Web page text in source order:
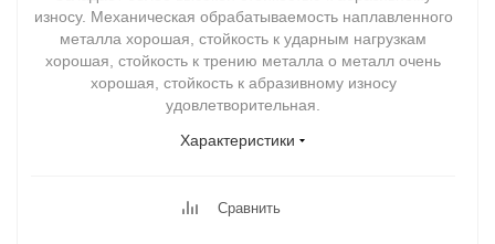
износу. Механическая обрабатываемость наплавленного
металла хорошая, стойкость к ударным нагрузкам
хорошая, стойкость к трению металла о металл очень
хорошая, стойкость к абразивному износу
удовлетворительная.
Характеристики
Сравнить